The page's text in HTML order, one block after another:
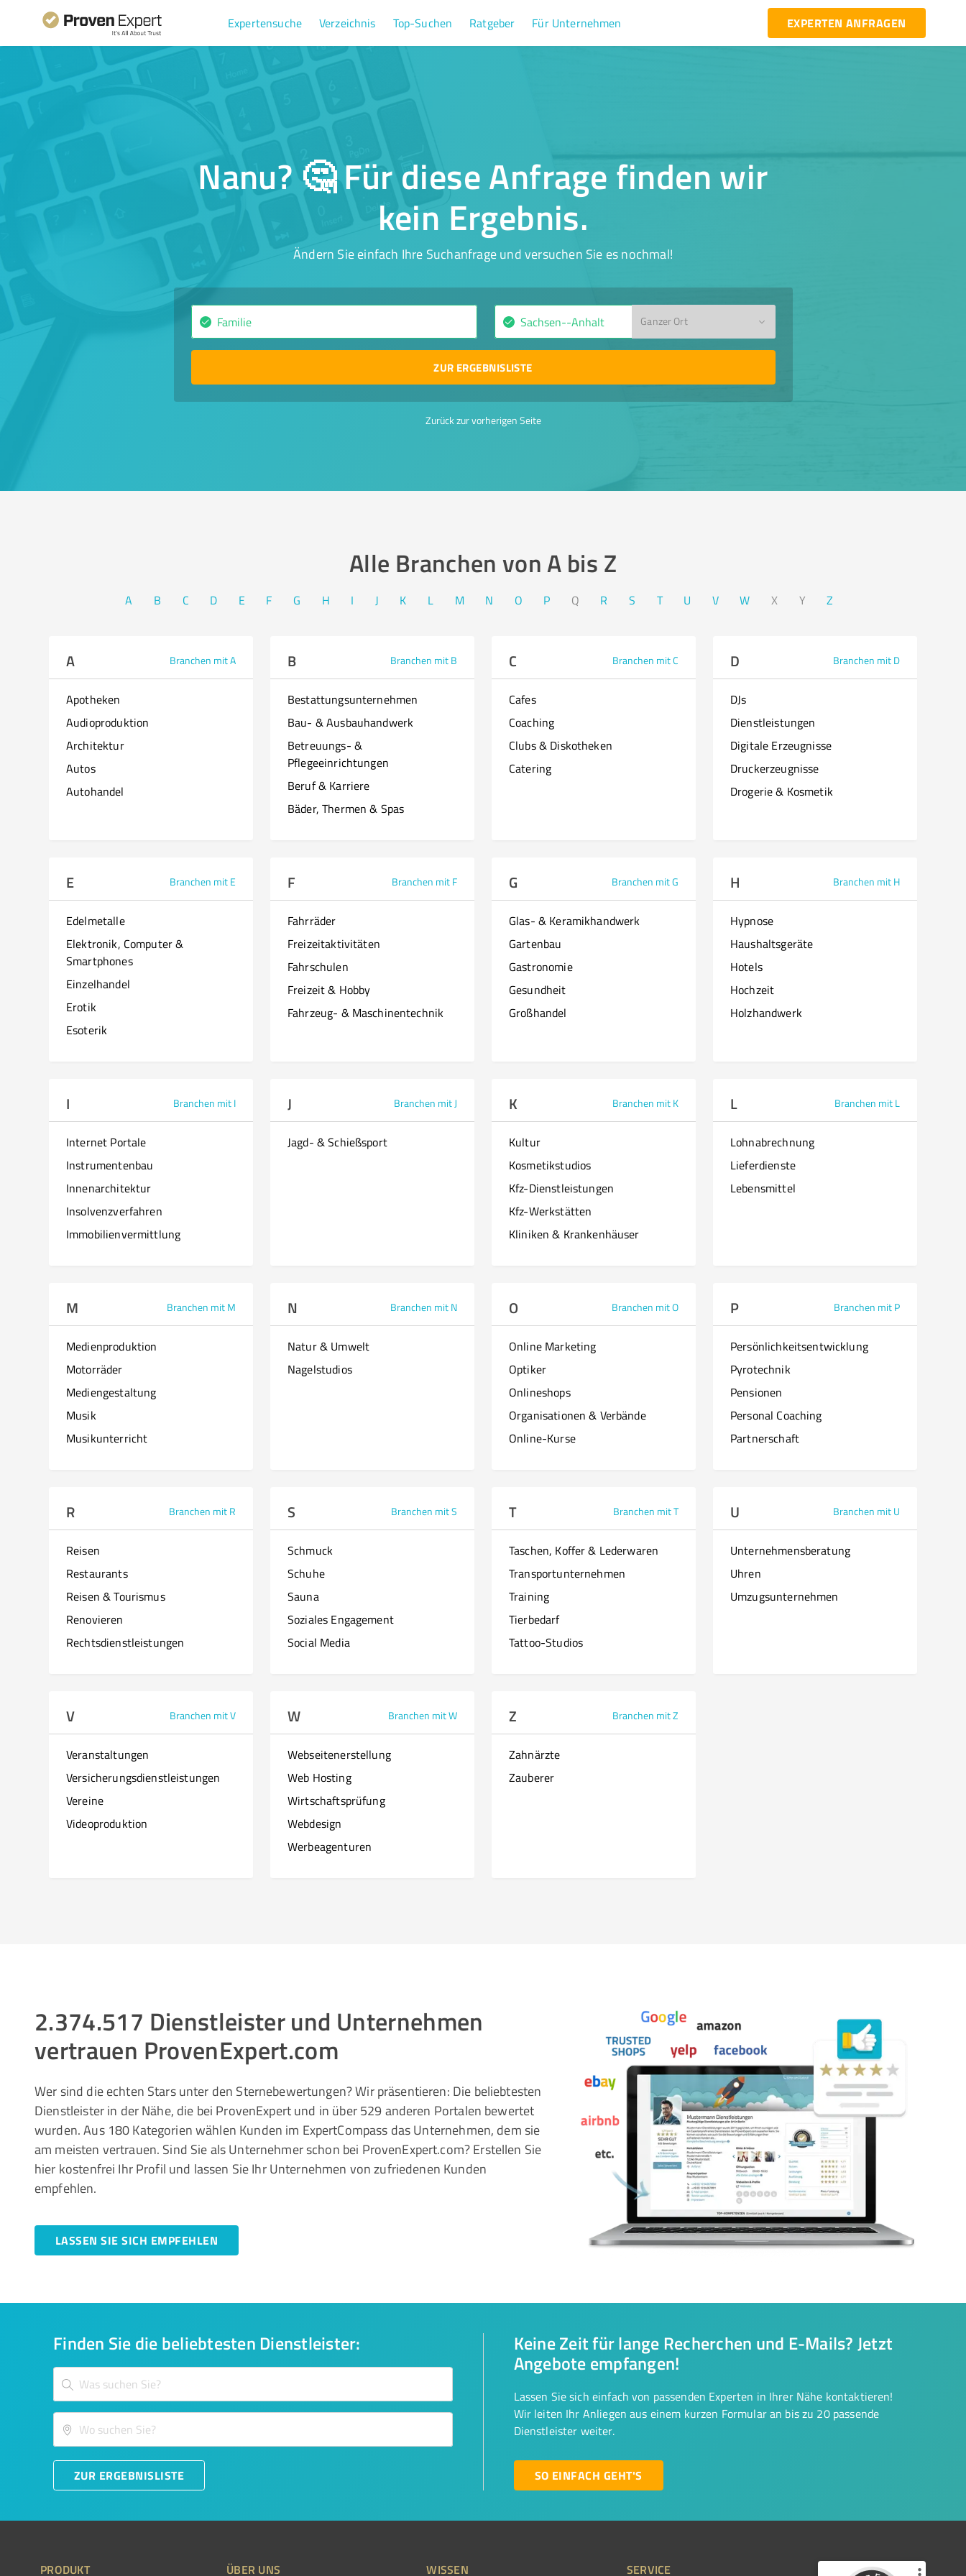
Expertensuche Verzeichnis Top-Suchen Ratgeber Für Unternehmen EXPERTEN ANFRAGEN
Nanu? 🤔 Für diese Anfrage finden wir
kein Ergebnis.
Ändern Sie einfach Ihre Suchanfrage und versuchen Sie es nochmal!
Ganzer Ort
ZUR ERGEBNISLISTE
Zurück zur vorherigen Seite
Alle Branchen von A bis Z​
A B C D E F G H I J K L M N O P Q R S T U V W X Y Z
A Branchen mit A
Apotheken
Audioproduktion
Architektur
Autos
Autohandel
B Branchen mit B
Bestattungsunternehmen
Bau- & Ausbauhandwerk
Betreuungs- &
Pflegeeinrichtungen
Beruf & Karriere
Bäder, Thermen & Spas
C Branchen mit C
Cafes
Coaching
Clubs & Diskotheken
Catering
D Branchen mit D
DJs
Dienstleistungen
Digitale Erzeugnisse
Druckerzeugnisse
Drogerie & Kosmetik
E Branchen mit E
Edelmetalle
Elektronik, Computer &
Smartphones
Einzelhandel
Erotik
Esoterik
F Branchen mit F
Fahrräder
Freizeitaktivitäten
Fahrschulen
Freizeit & Hobby
Fahrzeug- & Maschinentechnik
G Branchen mit G
Glas- & Keramikhandwerk
Gartenbau
Gastronomie
Gesundheit
Großhandel
H Branchen mit H
Hypnose
Haushaltsgeräte
Hotels
Hochzeit
Holzhandwerk
I Branchen mit I
Internet Portale
Instrumentenbau
Innenarchitektur
Insolvenzverfahren
Immobilienvermittlung
J Branchen mit J
Jagd- & Schießsport
K Branchen mit K
Kultur
Kosmetikstudios
Kfz-Dienstleistungen
Kfz-Werkstätten
Kliniken & Krankenhäuser
L Branchen mit L
Lohnabrechnung
Lieferdienste
Lebensmittel
M Branchen mit M
Medienproduktion
Motorräder
Mediengestaltung
Musik
Musikunterricht
N Branchen mit N
Natur & Umwelt
Nagelstudios
O Branchen mit O
Online Marketing
Optiker
Onlineshops
Organisationen & Verbände
Online-Kurse
P Branchen mit P
Persönlichkeitsentwicklung
Pyrotechnik
Pensionen
Personal Coaching
Partnerschaft
R Branchen mit R
Reisen
Restaurants
Reisen & Tourismus
Renovieren
Rechtsdienstleistungen
S Branchen mit S
Schmuck
Schuhe
Sauna
Soziales Engagement
Social Media
T Branchen mit T
Taschen, Koffer & Lederwaren
Transportunternehmen
Training
Tierbedarf
Tattoo-Studios
U Branchen mit U
Unternehmensberatung
Uhren
Umzugsunternehmen
V Branchen mit V
Veranstaltungen
Versicherungsdienstleistungen
Vereine
Videoproduktion
W Branchen mit W
Webseitenerstellung
Web Hosting
Wirtschaftsprüfung
Webdesign
Werbeagenturen
Z Branchen mit Z
Zahnärzte
Zauberer
2.374.517 Dienstleister und Unternehmen
vertrauen ProvenExpert.com
Wer sind die echten Stars unter den Sternebewertungen? Wir präsentieren: Die beliebtesten
Dienstleister in der Nähe, die bei ProvenExpert und in über 529 anderen Portalen bewertet
wurden. Aus 180 Kategorien wählen Kunden im ExpertCompass das Unternehmen, dem sie
am meisten vertrauen. Sind Sie als Unternehmer schon bei ProvenExpert.com? Erstellen Sie
hier kostenfrei Ihr Profil und lassen Sie Ihr Unternehmen von zufriedenen Kunden
empfehlen.
LASSEN SIE SICH EMPFEHLEN
Finden Sie die beliebtesten Dienstleister:
ZUR ERGEBNISLISTE
Keine Zeit für lange Recherchen und E-Mails? Jetzt
Angebote empfangen!
Lassen Sie sich einfach von passenden Experten in Ihrer Nähe kontaktieren!
Wir leiten Ihr Anliegen aus einem kurzen Formular an bis zu 20 passende
Dienstleister weiter.
SO EINFACH GEHT'S
PRODUKT ÜBER UNS WISSEN SERVICE